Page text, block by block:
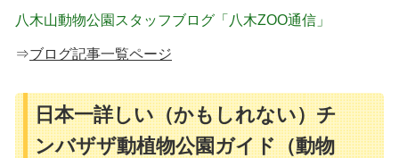
八木山動物公園スタッフブログ「八木ZOO通信」
⇒ブログ記事一覧ページ
日本一詳しい（かもしれない）チ
ンバザザ動植物公園ガイド（動物